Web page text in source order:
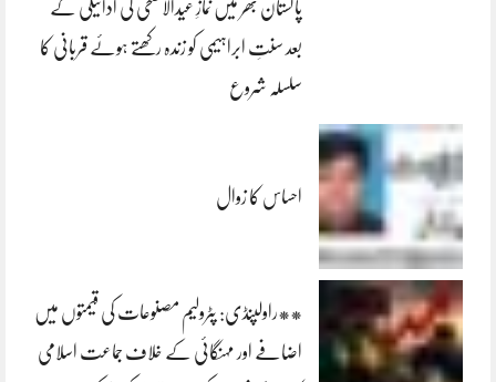
پاکستان بھر میں نمازِ عیدالاضحی کی ادائیگی کے
بعد سنتِ ابراہیمی کو زندہ رکھتے ہوئے قربانی کا
سلسلہ شروع
احساس کا زوال
**راولپنڈی: پٹرولیم مصنوعات کی قیمتوں میں
اضافے اور مہنگائی کے خلاف جماعت اسلامی